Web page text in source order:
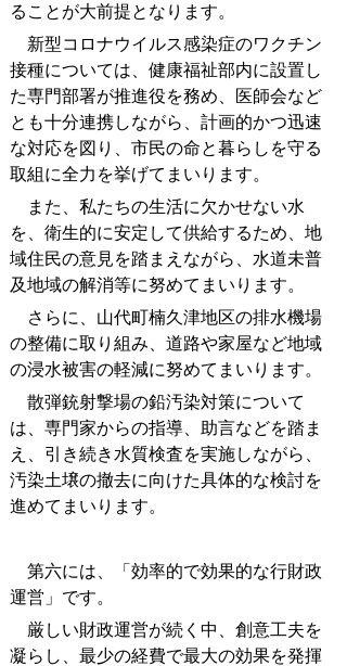
ることが大前提となります。
新型コロナウイルス感染症のワクチン
接種については、健康福祉部内に設置し
た専門部署が推進役を務め、医師会など
とも十分連携しながら、計画的かつ迅速
な対応を図り、市民の命と暮らしを守る
取組に全力を挙げてまいります。
また、私たちの生活に欠かせない水
を、衛生的に安定して供給するため、地
域住民の意見を踏まえながら、水道未普
及地域の解消等に努めてまいります。
さらに、山代町楠久津地区の排水機場
の整備に取り組み、道路や家屋など地域
の浸水被害の軽減に努めてまいります。
散弾銃射撃場の鉛汚染対策について
は、専門家からの指導、助言などを踏ま
え、引き続き水質検査を実施しながら、
汚染土壌の撤去に向けた具体的な検討を
進めてまいります。
第六には、「効率的で効果的な行財政
運営」です。
厳しい財政運営が続く中、創意工夫を
凝らし、最少の経費で最大の効果を発揮